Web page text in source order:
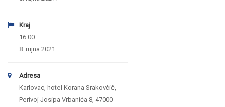
Kraj
16:00
8. rujna 2021.
Adresa
Karlovac, hotel Korana Srakovčić,
Perivoj Josipa Vrbanića 8, 47000